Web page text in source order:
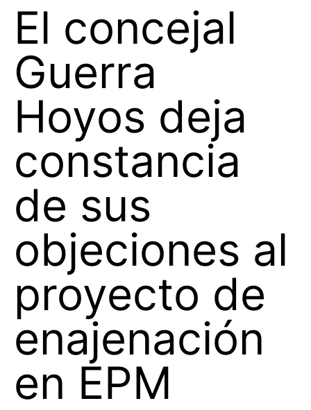
El concejal
Guerra
Hoyos deja
constancia
de sus
objeciones al
proyecto de
enajenación
en EPM